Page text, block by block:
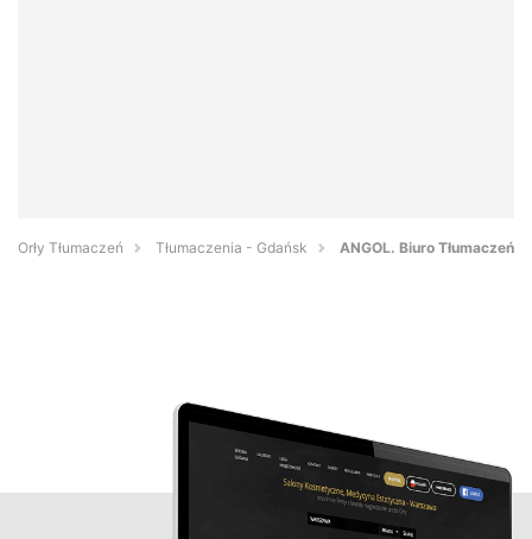
Orły Tłumaczeń Tłumaczenia - Gdańsk ANGOL. Biuro Tłumaczeń